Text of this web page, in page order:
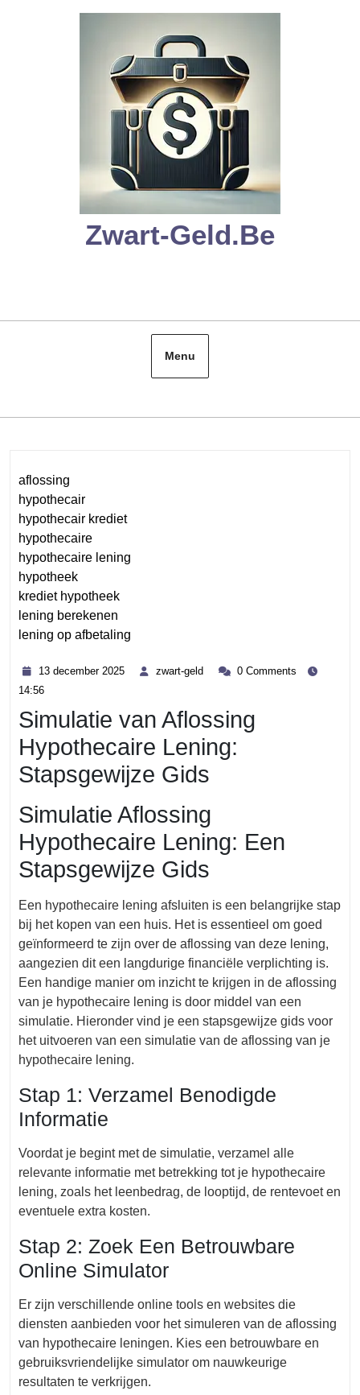
Zwart-Geld.be
Menu
aflossing
hypothecair
hypothecair krediet
hypothecaire
hypothecaire lening
hypotheek
krediet hypotheek
lening berekenen
lening op afbetaling
13 december 2025 zwart-geld
zwart- 0 Comments
14:56
Simulatie van Aflossing
Hypothecaire Lening:
Stapsgewijze Gids
Simulatie Aflossing
Hypothecaire Lening: Een
Stapsgewijze Gids
Een hypothecaire lening afsluiten is een belangrijke stap
bij het kopen van een huis. Het is essentieel om goed
geïnformeerd te zijn over de aflossing van deze lening,
aangezien dit een langdurige financiële verplichting is.
Een handige manier om inzicht te krijgen in de aflossing
van je hypothecaire lening is door middel van een
simulatie. Hieronder vind je een stapsgewijze gids voor
het uitvoeren van een simulatie van de aflossing van je
hypothecaire lening.
Stap 1: Verzamel Benodigde
Informatie
Voordat je begint met de simulatie, verzamel alle
relevante informatie met betrekking tot je hypothecaire
lening, zoals het leenbedrag, de looptijd, de rentevoet en
eventuele extra kosten.
Stap 2: Zoek Een Betrouwbare
Online Simulator
Er zijn verschillende online tools en websites die
diensten aanbieden voor het simuleren van de aflossing
van hypothecaire leningen. Kies een betrouwbare en
gebruiksvriendelijke simulator om nauwkeurige
resultaten te verkrijgen.